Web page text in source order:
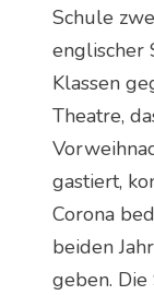
Schule
englischer
Klassen
Theatre,
gastiert,
Corona
beiden
geben.